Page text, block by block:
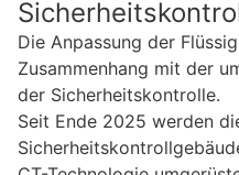
Die Anpassung der
Zusammenhang mit der
der Sicherheitskontrolle.
Seit Ende 2025 werden